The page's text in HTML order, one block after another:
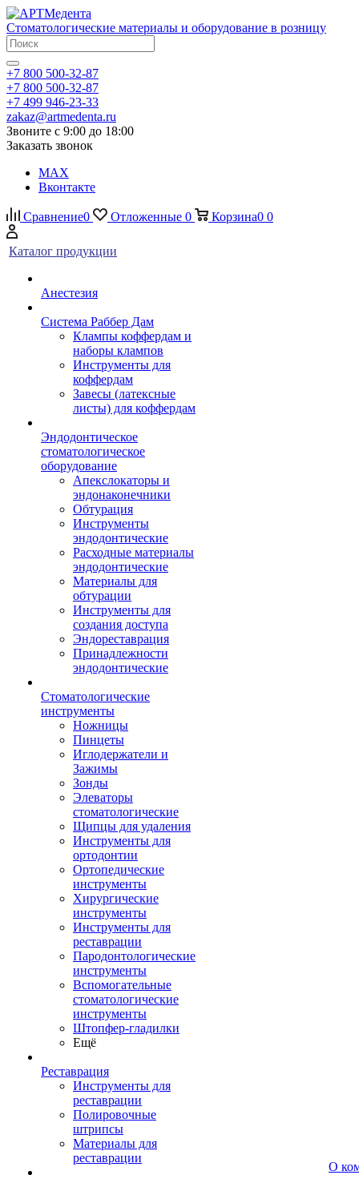
Стоматологические материалы и оборудование в розницу
+7 800 500-32-87
+7 800 500-32-87
+7 499 946-23-33
zakaz@artmedenta.ru
Звоните с 9:00 до 18:00
Заказать звонок
MAX
Вконтакте
Сравнение0 Отложенные 0 Корзина0 0
Каталог продукции
Анестезия
Система Раббер Дам
Клампы коффердам и
наборы клампов
Инструменты для
коффердам
Завесы (латексные
листы) для коффердам
Эндодонтическое
стоматологическое
оборудование
Апекслокаторы и
эндонаконечники
Обтурация
Инструменты
эндодонтические
Расходные материалы
эндодонтические
Материалы для
обтурации
Инструменты для
создания доступа
Эндореставрация
Принадлежности
эндодонтические
Стоматологические
инструменты
Ножницы
Пинцеты
Иглодержатели и
Зажимы
Зонды
Элеваторы
стоматологические
Щипцы для удаления
Инструменты для
ортодонтии
Ортопедические
инструменты
Хирургические
инструменты
Инструменты для
реставрации
Пародонтологические
инструменты
Вспомогательные
стоматологические
инструменты
Штопфер-гладилки
Ещё
Реставрация
Инструменты для
реставрации
Полировочные
штрипсы
Материалы для
реставрации
О